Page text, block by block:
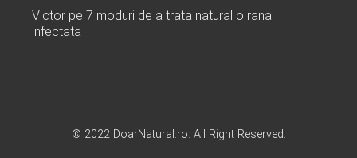
Victor pe 7 moduri de a trata natural o rana
infectata
© 2022 DoarNatural.ro. All Right Reserved.